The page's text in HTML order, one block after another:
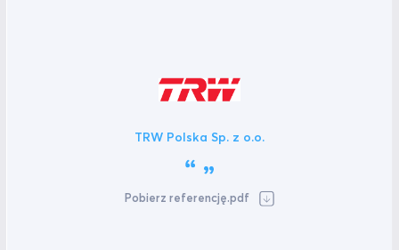
TRW Polska Sp. z o.o.
Pobierz referencję.pdf